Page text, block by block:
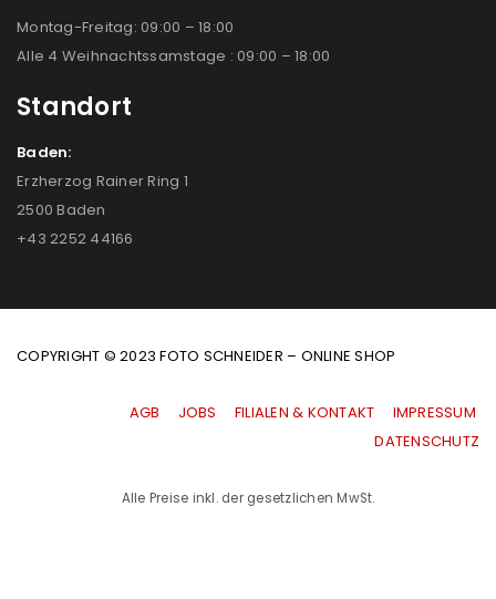
Montag-Freitag: 09:00 – 18:00
Alle 4 Weihnachtssamstage : 09:00 – 18:00
Standort
Baden:
Erzherzog Rainer Ring 1
2500 Baden
+43 2252 44166
COPYRIGHT © 2023 FOTO SCHNEIDER – ONLINE SHOP
AGB JOBS FILIALEN & KONTAKT
IMPRESSUM
|DATENSCHUTZ
Alle Preise inkl. der gesetzlichen MwSt.